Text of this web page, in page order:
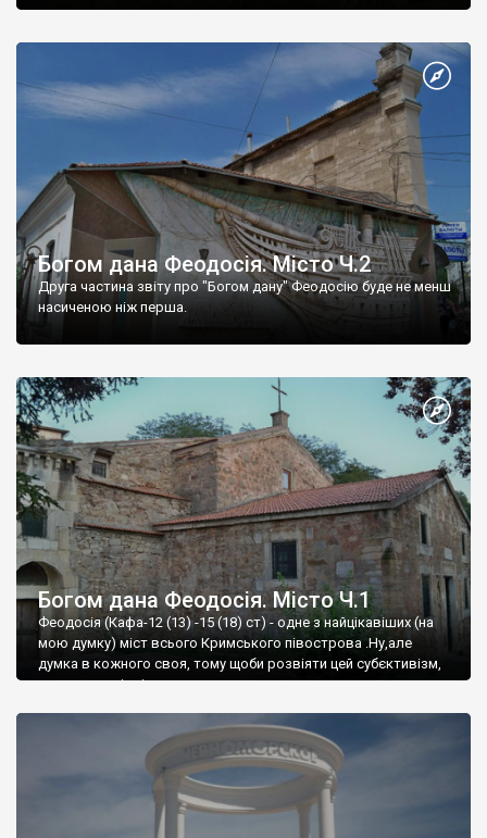
Богом дана Феодосія. Місто Ч.2
Друга частина звіту про "Богом дану" Феодосію буде не менш
насиченою ніж перша.
Богом дана Феодосія. Місто Ч.1
Феодосія (Кафа-12 (13) -15 (18) ст) - одне з найцікавіших (на
мою думку) міст всього Кримського півострова .Ну,але
думка в кожного своя, тому щоби розвіяти цей субєктивізм,
запрошую відвідати це